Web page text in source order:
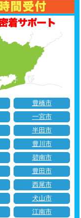
豊橋市
一宮市
半田市
豊川市
碧南市
豊田市
西尾市
犬山市
江南市